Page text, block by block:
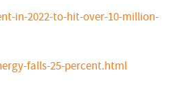
in-2022-to-hit-over-10-million-
falls-25-percent.html